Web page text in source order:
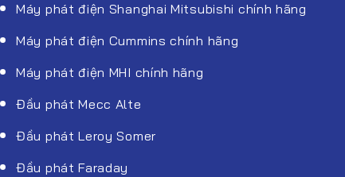
Máy phát điện Shanghai Mitsubishi chính hãng
Máy phát điện Cummins chính hãng
Máy phát điện MHI chính hãng
Đầu phát Mecc Alte
Đầu phát Leroy Somer
Đầu phát Faraday